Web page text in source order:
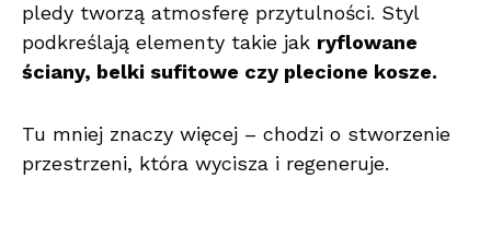
pledy tworzą atmosferę przytulności. Styl
podkreślają elementy takie jak ryflowane
ściany, belki sufitowe czy plecione kosze.
Tu mniej znaczy więcej – chodzi o stworzenie
przestrzeni, która wycisza i regeneruje.